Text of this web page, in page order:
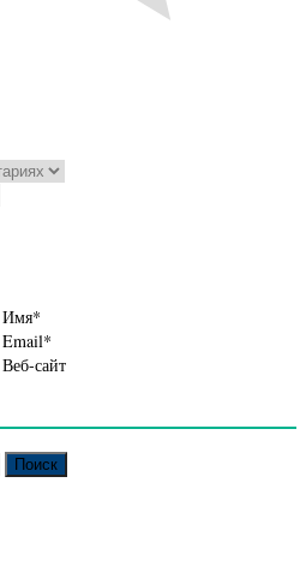
Имя*
Email*
Веб-сайт